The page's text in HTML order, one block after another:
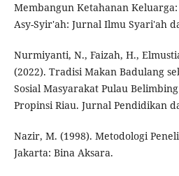
Membangun Ketahanan
Asy-Syir'ah: Jurnal Ilmu Syari'ah
Nurmiyanti, N., Faizah, H.,
(2022). Tradisi Makan Badulang
Sosial Masyarakat Pulau
Propinsi Riau. Jurnal Pendidikan
Nazir, M. (1998). Metodologi
Jakarta: Bina Aksara.